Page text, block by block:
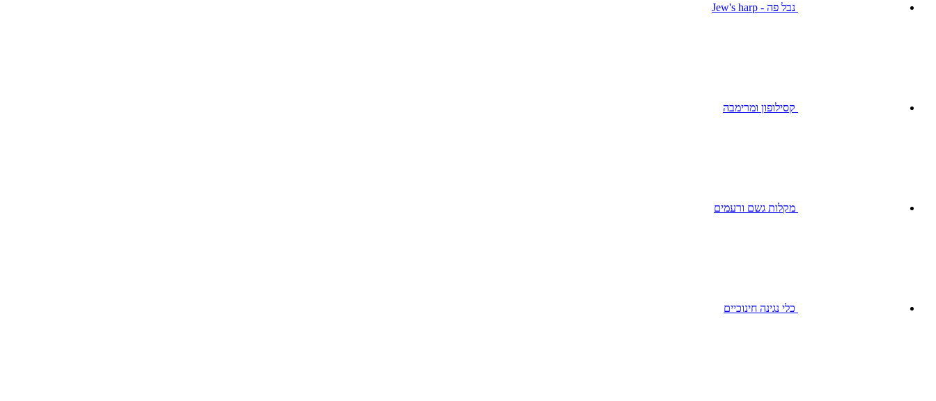
נבל פה - Jew's harp
קסילופון ומרימבה
מקלות גשם ורעמים
כלי נגינה חינוכיים